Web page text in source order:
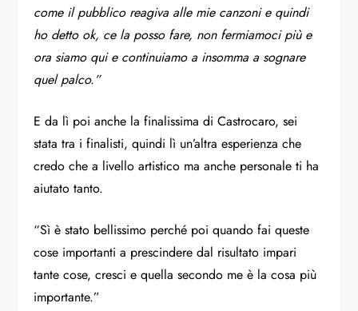
come il pubblico reagiva alle mie canzoni e quindi
ho detto ok, ce la posso fare, non fermiamoci più e
ora siamo qui e continuiamo a insomma a sognare
quel palco.”
E da lì poi anche la finalissima di Castrocaro, sei
stata tra i finalisti, quindi lì un’altra esperienza che
credo che a livello artistico ma anche personale ti ha
aiutato tanto.
“Sì è stato bellissimo perché poi quando fai queste
cose importanti a prescindere dal risultato impari
tante cose, cresci e quella secondo me è la cosa più
importante.”